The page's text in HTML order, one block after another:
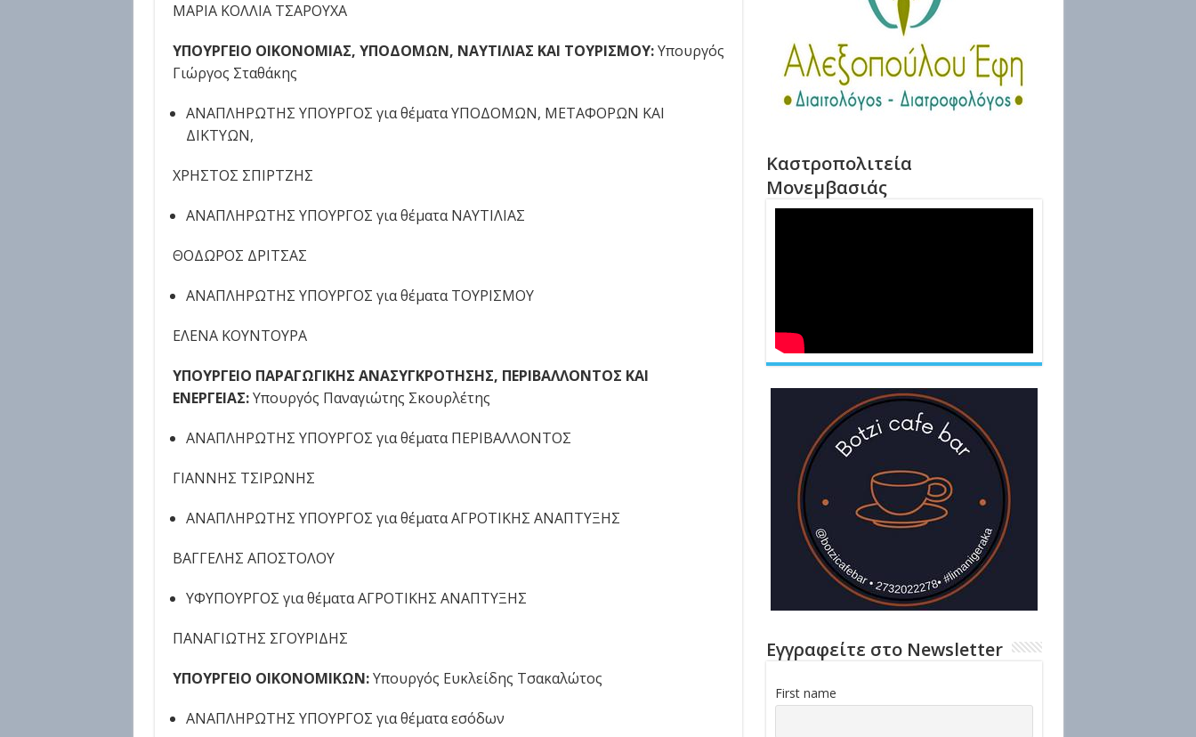
ΜΑΡΙΑ ΚΟΛΛΙΑ ΤΣΑΡΟΥΧΑ
ΥΠΟΥΡΓΕΙΟ ΟΙΚΟΝΟΜΙΑΣ, ΥΠΟΔΟΜΩΝ, ΝΑΥΤΙΛΙΑΣ ΚΑΙ ΤΟΥΡΙΣΜΟΥ: Υπουργός
Γιώργος Σταθάκης
ΑΝΑΠΛΗΡΩΤΗΣ ΥΠΟΥΡΓΟΣ για θέματα ΥΠΟΔΟΜΩΝ, ΜΕΤΑΦΟΡΩΝ ΚΑΙ
ΔΙΚΤΥΩΝ,
ΧΡΗΣΤΟΣ ΣΠΙΡΤΖΗΣ
ΑΝΑΠΛΗΡΩΤΗΣ ΥΠΟΥΡΓΟΣ για θέματα ΝΑΥΤΙΛΙΑΣ
ΘΟΔΩΡΟΣ ΔΡΙΤΣΑΣ
ΑΝΑΠΛΗΡΩΤΗΣ ΥΠΟΥΡΓΟΣ για θέματα ΤΟΥΡΙΣΜΟΥ
ΕΛΕΝΑ ΚΟΥΝΤΟΥΡΑ
ΥΠΟΥΡΓΕΙΟ ΠΑΡΑΓΩΓΙΚΗΣ ΑΝΑΣΥΓΚΡΟΤΗΣΗΣ, ΠΕΡΙΒΑΛΛΟΝΤΟΣ ΚΑΙ
ΕΝΕΡΓΕΙΑΣ:Υπουργός Παναγιώτης Σκουρλέτης
ΑΝΑΠΛΗΡΩΤΗΣ ΥΠΟΥΡΓΟΣ για θέματα ΠΕΡΙΒΑΛΛΟΝΤΟΣ
ΓΙΑΝΝΗΣ ΤΣΙΡΩΝΗΣ
ΑΝΑΠΛΗΡΩΤΗΣ ΥΠΟΥΡΓΟΣ για θέματα ΑΓΡΟΤΙΚΗΣ ΑΝΑΠΤΥΞΗΣ
ΒΑΓΓΕΛΗΣ ΑΠΟΣΤΟΛΟΥ
ΥΦΥΠΟΥΡΓΟΣ για θέματα ΑΓΡΟΤΙΚΗΣ ΑΝΑΠΤΥΞΗΣ
ΠΑΝΑΓΙΩΤΗΣ ΣΓΟΥΡΙΔΗΣ
ΥΠΟΥΡΓΕΙΟ ΟΙΚΟΝΟΜΙΚΩΝ:Υπουργός Ευκλείδης Τσακαλώτος
ΑΝΑΠΛΗΡΩΤΗΣ ΥΠΟΥΡΓΟΣ για θέματα εσόδων
Καστροπολιτεία
Μονεμβασιάς
Εγγραφείτε στο Newsletter
First name